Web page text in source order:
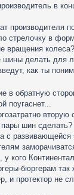
в
производителя
стрелочку в
вращения
делать для
как ты
в обратную
поугаснет...
вторую
шин сделать?
с развивающейся
кого
бюргерам
и протектор не